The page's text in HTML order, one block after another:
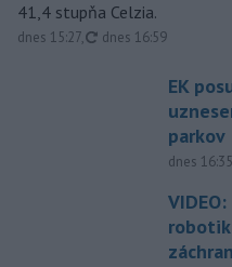
41,4 stupňa Celzia.
dnes 15:27, aktualizované
dnes 16:59
EK
parkov
dnes 16:35